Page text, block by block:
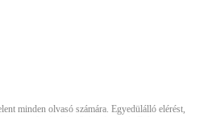
minden olvasó számára. Egyedülálló elérést,